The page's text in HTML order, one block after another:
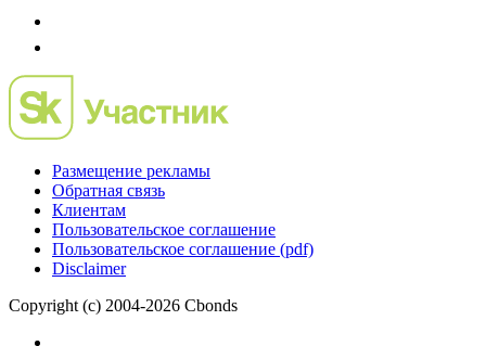
Размещение рекламы
Обратная связь
Клиентам
Пользовательское соглашение
Пользовательское соглашение (pdf)
Disclaimer
Copyright (c) 2004-2026 Cbonds